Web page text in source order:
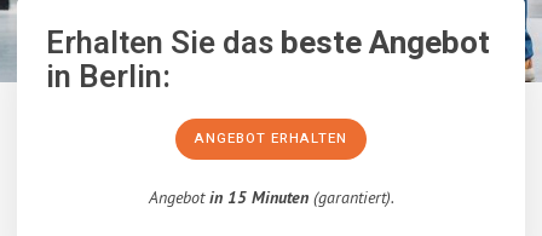
Erhalten Sie dasbeste Angebot
in Berlin:
ANGEBOT ERHALTEN
Angebotin 15 Minuten(garantiert).